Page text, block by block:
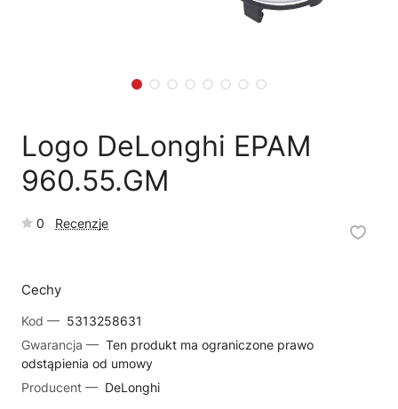
Logo DeLonghi EPAM
960.55.GM
0 Recenzje
Cechy
Kod — 5313258631
Gwarancja — Ten produkt ma ograniczone prawo
odstąpienia od umowy
Producent — DeLonghi
Reklamacja towaru